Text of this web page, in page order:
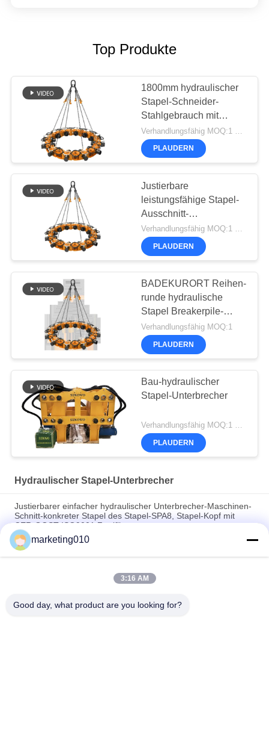
Top Produkte
1800mm hydraulischer
Stapel-Schneider-
Stahlgebrauch mit
Bagger
PLAUDERN
Justierbare
leistungsfähige Stapel-
Ausschnitt-
Kettenausrüstung 790kN
SPA8 hydraulische
Verhandlungsfähig MOQ:1 Satz
PLAUDERN
BADEKURORT Reihen-
runde hydraulische
Stapel Breakerpile-
Schneidemaschine
Verhandlungsfähig MOQ:1
PLAUDERN
Bau-hydraulischer
Stapel-Unterbrecher
Verhandlungsfähig MOQ:1 Satz
PLAUDERN
Hydraulischer Stapel-Unterbrecher
Justierbarer einfacher hydraulischer Unterbrecher-Maschinen-
Schnitt-konkreter Stapel des Stapel-SPA8, Stapel-Kopf mit
CER-GOST ISO9001 Zertifikat
Hydraulische Spaltmaschine im Bergbau
Schneiden Sie hydraulischer Stapel-Unterbrecher-
hydraulischen Wand-Unterbrecher-Wand-Schneider der Wand-
marketing010
3:16 AM
Good day, what product are you looking for?